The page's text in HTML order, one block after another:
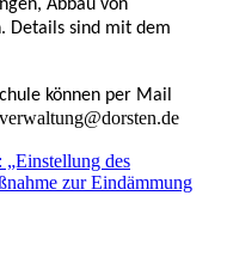
Abbau von
Details sind mit dem
können per Mail
„Einstellung des
zur Eindämmung